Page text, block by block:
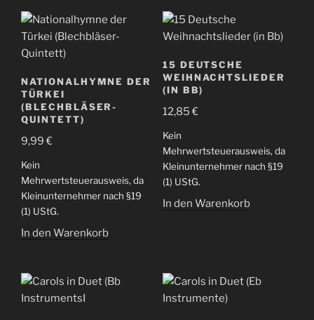
NATIONALHYMNE DER
TÜRKEI
(BLECHBLÄSER-
QUINTETT)
9,99€
Kein
Mehrwertsteuerausweis, da
Kleinunternehmer nach §19
(1) UStG.
In den Warenkorb
15 DEUTSCHE
WEIHNACHTSLIEDER
(IN BB)
12,85€
Kein
Mehrwertsteuerausweis, da
Kleinunternehmer nach §19
(1) UStG.
In den Warenkorb